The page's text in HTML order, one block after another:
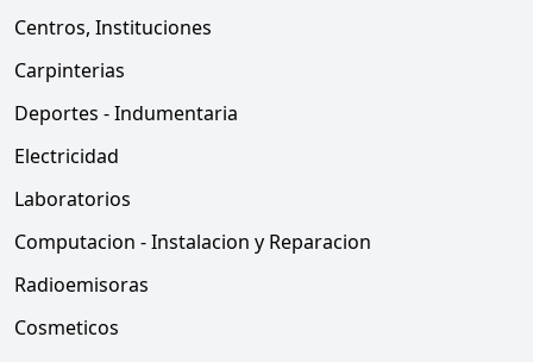
Centros, Instituciones
Carpinterias
Deportes - Indumentaria
Electricidad
Laboratorios
Computacion - Instalacion y Reparacion
Radioemisoras
Cosmeticos